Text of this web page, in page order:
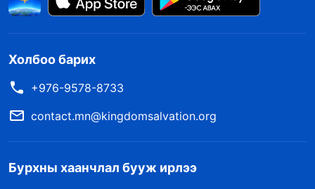
Холбоо барих
+976-9578-8733
contact.mn@kingdomsalvation.org
Бурхны хаанчлал бууж ирлээ